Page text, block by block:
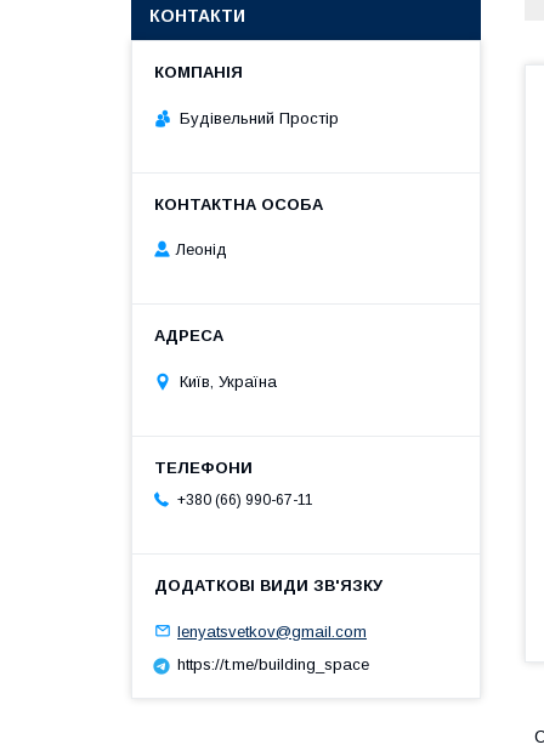
КОНТАКТИ
Будівельний Простір
Леонід
Київ, Україна
+380 (66) 990-67-11
lenyatsvetkov@gmail.com
https://t.me/building_space